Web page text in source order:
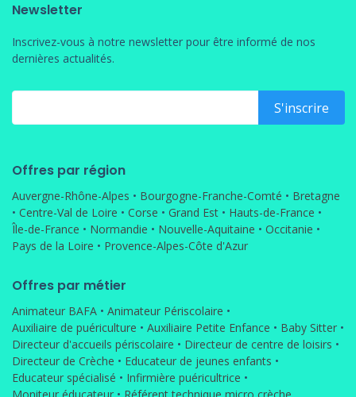
Newsletter
Inscrivez-vous à notre newsletter pour être informé de nos
dernières actualités.
Offres par région
Auvergne-Rhône-Alpes • Bourgogne-Franche-Comté • Bretagne
• Centre-Val de Loire • Corse • Grand Est • Hauts-de-France •
Île-de-France • Normandie • Nouvelle-Aquitaine • Occitanie •
Pays de la Loire • Provence-Alpes-Côte d'Azur
Offres par métier
Animateur BAFA • Animateur Périscolaire •
Auxiliaire de puériculture • Auxiliaire Petite Enfance • Baby Sitter •
Directeur d'accueils périscolaire • Directeur de centre de loisirs •
Directeur de Crèche • Educateur de jeunes enfants •
Educateur spécialisé • Infirmière puéricultrice •